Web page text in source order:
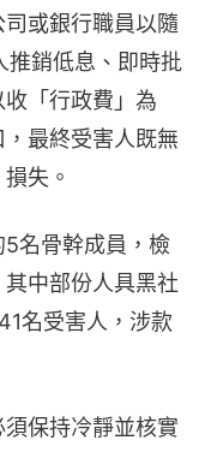
或銀行職員以隨
推銷低息、即時批
「行政費」為
最終受害人既無
失。
名骨幹成員，檢
中部份人具黑社
名受害人，涉款
保持冷靜並核實